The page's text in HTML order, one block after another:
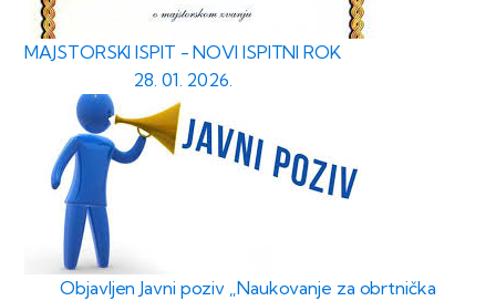
MAJSTORSKI ISPIT - NOVI ISPITNI ROK
28. 01. 2026.
Objavljen Javni poziv „Naukovanje za obrtnička